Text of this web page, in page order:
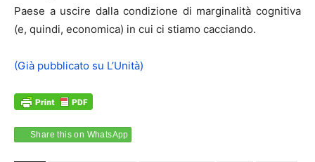
Paese a uscire dalla condizione di marginalità cognitiva
(e, quindi, economica) in cui ci stiamo cacciando.
(Già pubblicato su L’Unità)
Share this on WhatsApp